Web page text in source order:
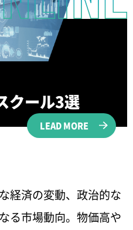
クール3選
LEAD MORE
経済の変動、政治的な
る市場動向。物価高や